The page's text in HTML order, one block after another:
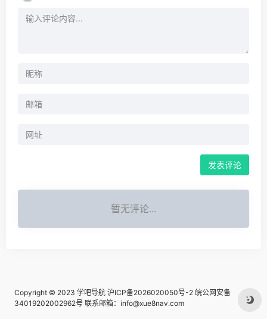
暂无评论...
Copyright © 2023 学吧导航 沪ICP备2026020050号-2 皖公网安备
34019202002962号 联系邮箱：info@xue8nav.com